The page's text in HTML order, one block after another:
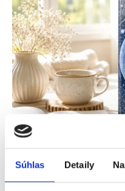
Súhlas Detaily
Zdroj
Spomínate si na